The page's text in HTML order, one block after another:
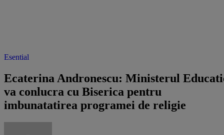
Esential
Ecaterina Andronescu: Ministerul
va conlucra cu Biserica pentru
imbunatatirea programei de religie